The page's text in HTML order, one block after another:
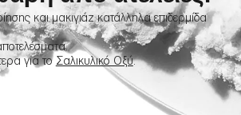
και μακιγιάζ κατάλληλα επιδερμίδα
για το Σαλικυλικό Οξύ.